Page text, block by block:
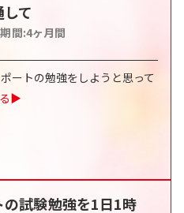
て
間:4ヶ月間
ートの勉強をしようと思って
▶
の試験勉強を1日1時